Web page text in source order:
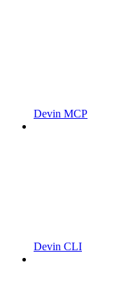
Devin MCP
Devin CLI